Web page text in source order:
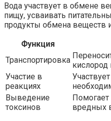
Вода участвует в обмене
пищу, усваивать
продукты обмена веществ
Функция
Транспортировка
кислород
Участие в
реакциях
Выведение
токсинов
Помогает
вредных